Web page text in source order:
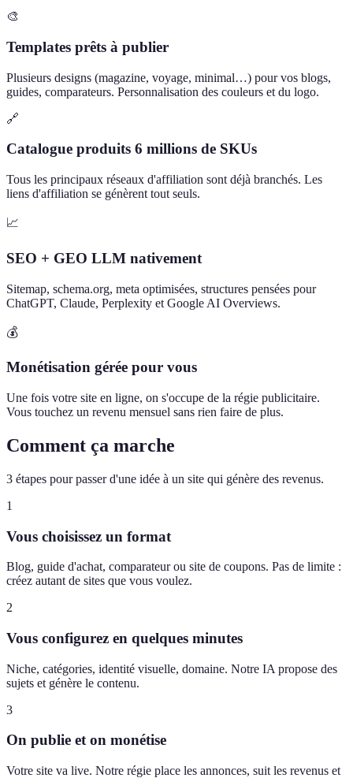
🎨
Templates prêts à publier
Plusieurs designs (magazine, voyage, minimal…) pour vos blogs,
guides, comparateurs. Personnalisation des couleurs et du logo.
🔗
Catalogue produits 6 millions de SKUs
Tous les principaux réseaux d'affiliation sont déjà branchés. Les
liens d'affiliation se génèrent tout seuls.
📈
SEO + GEO LLM nativement
Sitemap, schema.org, meta optimisées, structures pensées pour
ChatGPT, Claude, Perplexity et Google AI Overviews.
💰
Monétisation gérée pour vous
Une fois votre site en ligne, on s'occupe de la régie publicitaire.
Vous touchez un revenu mensuel sans rien faire de plus.
Comment ça marche
3 étapes pour passer d'une idée à un site qui génère des revenus.
1
Vous choisissez un format
Blog, guide d'achat, comparateur ou site de coupons. Pas de limite :
créez autant de sites que vous voulez.
2
Vous configurez en quelques minutes
Niche, catégories, identité visuelle, domaine. Notre IA propose des
sujets et génère le contenu.
3
On publie et on monétise
Votre site va live. Notre régie place les annonces, suit les revenus et